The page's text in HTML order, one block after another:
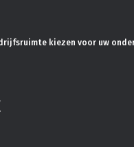
kiezen voor uw